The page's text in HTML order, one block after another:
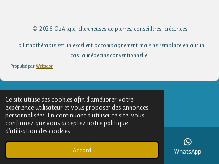
Ce site utilise des cookies afin d’améliorer votre
expérience utilisateur et vous proposer des annonces
personnalisées. En continuant d'utiliser ce site, vous
confirmez que vous acceptez notre politique
d’utilisation des cookies.
Accord
© 2026 OzAngie, chercheuses de pierres, conseillères, créatrices
La Lithothérapie est un excellent accompagnement mais ne remplace en aucun
cas la médecine conventionnelle.
Propulsé parWebador
Téléphone WhatsApp